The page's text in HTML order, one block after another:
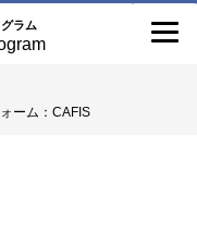
ラム
ーム：CAFIS